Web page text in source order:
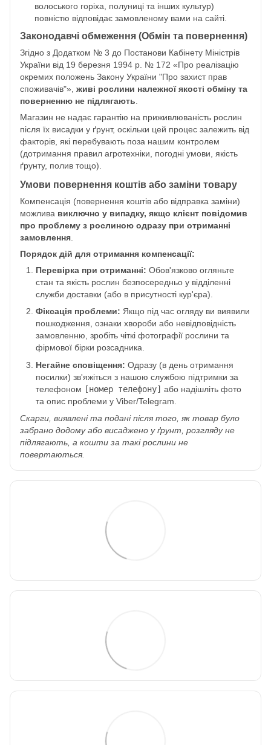
волоського горіха, полуниці та інших культур)
повністю відповідає замовленому вами на сайті.
Законодавчі обмеження (Обмін та повернення)
Згідно з Додатком № 3 до Постанови Кабінету Міністрів
України від 19 березня 1994 р. № 172 «Про реалізацію
окремих положень Закону України "Про захист прав
споживачів"», живі рослини належної якості обміну та
поверненню не підлягають.
Магазин не надає гарантію на приживлюваність рослин
після їх висадки у ґрунт, оскільки цей процес залежить від
факторів, які перебувають поза нашим контролем
(дотримання правил агротехніки, погодні умови, якість
ґрунту, полив тощо).
Умови повернення коштів або заміни товару
Компенсація (повернення коштів або відправка заміни)
можлива виключно у випадку, якщо клієнт повідомив
про проблему з рослиною одразу при отриманні
замовлення
Порядок дій для отримання компенсації:
Перевірка при отриманні: Обов'язково огляньте
стан та якість рослин безпосередньо у відділенні
служби доставки (або в присутності кур'єра).
Фіксація проблеми: Якщо під час огляду ви виявили
пошкодження, ознаки хвороби або невідповідність
замовленню, зробіть чіткі фотографії рослини та
фірмової бірки розсадника.
Негайне сповіщення: Одразу (в день отримання
посилки) зв'яжіться з нашою службою підтримки за
телефоном [номер телефону] або надішліть фото
та опис проблеми у Viber/Telegram.
Скарги, виявлені та подані після того, як товар було
забрано додому або висаджено у ґрунт, розгляду не
підлягають, а кошти за такі рослини не
повертаються.